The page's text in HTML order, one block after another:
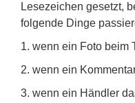
Lesezeichen gesetzt,
folgende Dinge
1. wenn ein Foto beim
2. wenn ein
3. wenn ein Händler